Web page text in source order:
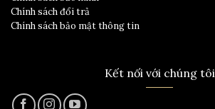
Chính sách đổi trả
Chính sách bảo mật thông tin
Kết nối với chúng tôi